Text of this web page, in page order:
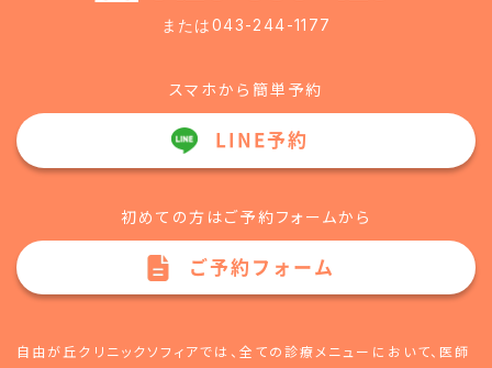
または043-244-1177
スマホから簡単予約
LINE予約
初めての方はご予約フォームから
ご予約フォーム
自由が丘クリニックソフィアでは、全ての診療メニューにおいて、 医師